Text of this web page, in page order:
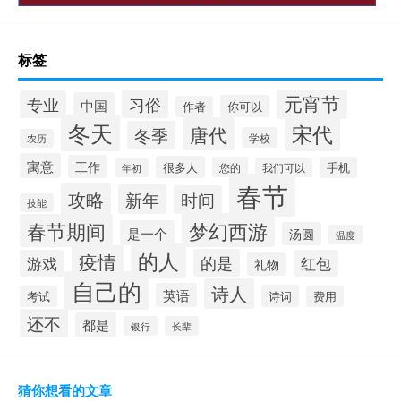
标签
专业 中国 习俗 作者 你可以 元宵节
农历 冬天 冬季 唐代 学校 宋代
寓意 工作 年初 很多人 您的 我们可以 手机
技能 攻略 新年 时间 春节
春节期间 是一个 梦幻西游 汤圆 温度
游戏 疫情 的人 的是 礼物 红包
考试 自己的 英语 诗人 诗词 费用
还不 都是 银行 长辈
猜你想看的文章